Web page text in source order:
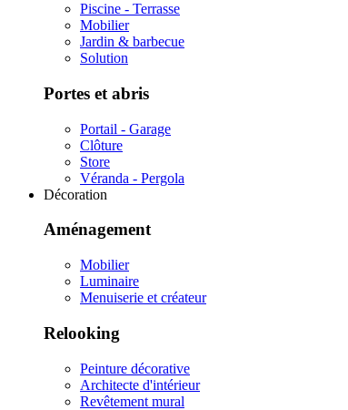
Piscine - Terrasse
Mobilier
Jardin & barbecue
Solution
Portes et abris
Portail - Garage
Clôture
Store
Véranda - Pergola
Décoration
Aménagement
Mobilier
Luminaire
Menuiserie et créateur
Relooking
Peinture décorative
Architecte d'intérieur
Revêtement mural